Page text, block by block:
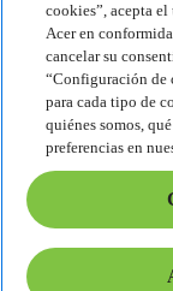
Huella de
Proyecto
Earthion
Política de privacidad
Política de cookies
Aviso legal
Información legal
Política de
Configuración de
América Latina -
cookies”, acepta
Acer en
cancelar su
“Configuración de
para cada tipo de
quiénes somos,
preferencias en